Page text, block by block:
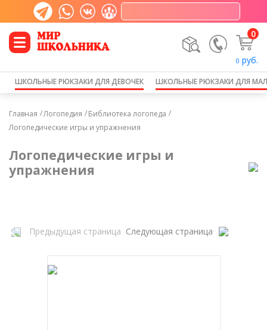
0
0 руб.
ШКОЛЬНЫЕ РЮКЗАКИ ДЛЯ ДЕВОЧЕК ШКОЛЬНЫЕ РЮКЗАКИ ДЛЯ
Главная Логопедия
Библиотека логопеда
Логопедические игры и упражнения
Логопедические игры и
упражнения
Предыдущая страница Следующая страница